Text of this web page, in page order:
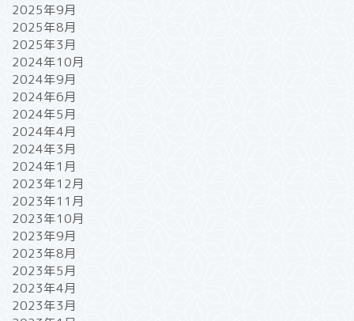
2025年9月
2025年8月
2025年3月
2024年10月
2024年9月
2024年6月
2024年5月
2024年4月
2024年3月
2024年1月
2023年12月
2023年11月
2023年10月
2023年9月
2023年8月
2023年5月
2023年4月
2023年3月